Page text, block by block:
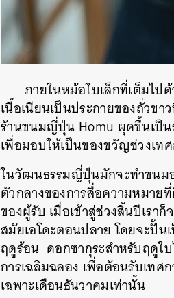
ภายในหม้อใบเล็กที่เต็มไป
เนื้อเนียนเป็นประกายของถั่วข
ร้านขนมญี่ปุ่น Homu ผุดขึ้นเป็
เพื่อมอบให้เป็นของขวัญช่วงเท
ในวัฒนธรรมญี่ปุ่นมักจะทำขนม
ตัวกลางของการสื่อความหมา
ของผู้รับ เมื่อเข้าสู่ช่วงสิ้นปีเรา
สมัยเอโดะตอนปลาย โดยจะปั้
ฤดูร้อน ดอกซากุระสำหรับฤดูใ
การเฉลิมฉลอง เพื่อต้อนรับเท
เฉพาะเดือนธันวาคมเท่านั้น
ค้นหา